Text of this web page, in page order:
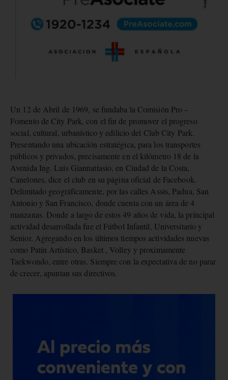
Un 12 de Abril de 1969, se fundaba la Comisión Pro –
Fomento de City Park, con el fin de promover el progreso
social, cultural, urbanístico y edilicio del Club City Park.
Presentando una ubicación estratégica, para los transportes
públicos y privados, precisamente en el kilómetro 18 de la
Avenida Ing. Luis Giannattasio, en Ciudad de la Costa,
Canelones, dice el club en su página oficial de Facebook.
Delimitado geográficamente, por las calles Assis, Padua, San
Antonio y San Francisco, donde cuenta con un área de 4
manzanas. Donde a largo de estos 49 años de vida, la principal
actividad desarrollada fue el Fútbol Infantil, Universitario y
Senior. Agregando en los últimos tiempos actividades nuevas
como Patín Artístico, Basket , Volley y proximamente
Taekwondo, entre otras. Siempre con la expectativa de no parar
de crecer, apuntan sus directivos.